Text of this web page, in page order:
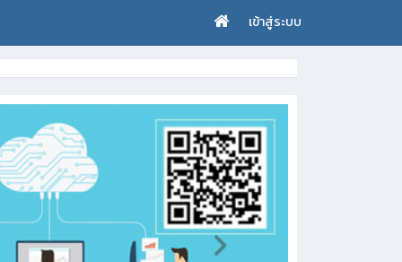
เข้าสู่ระบบ